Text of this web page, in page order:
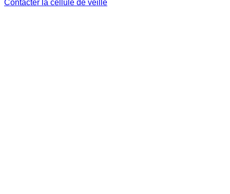
Contacter la cellule de veille